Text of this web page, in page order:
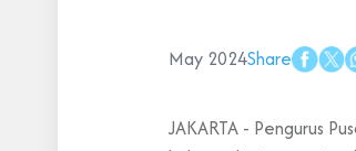
May 2024Share
JAKARTA - Pengurus